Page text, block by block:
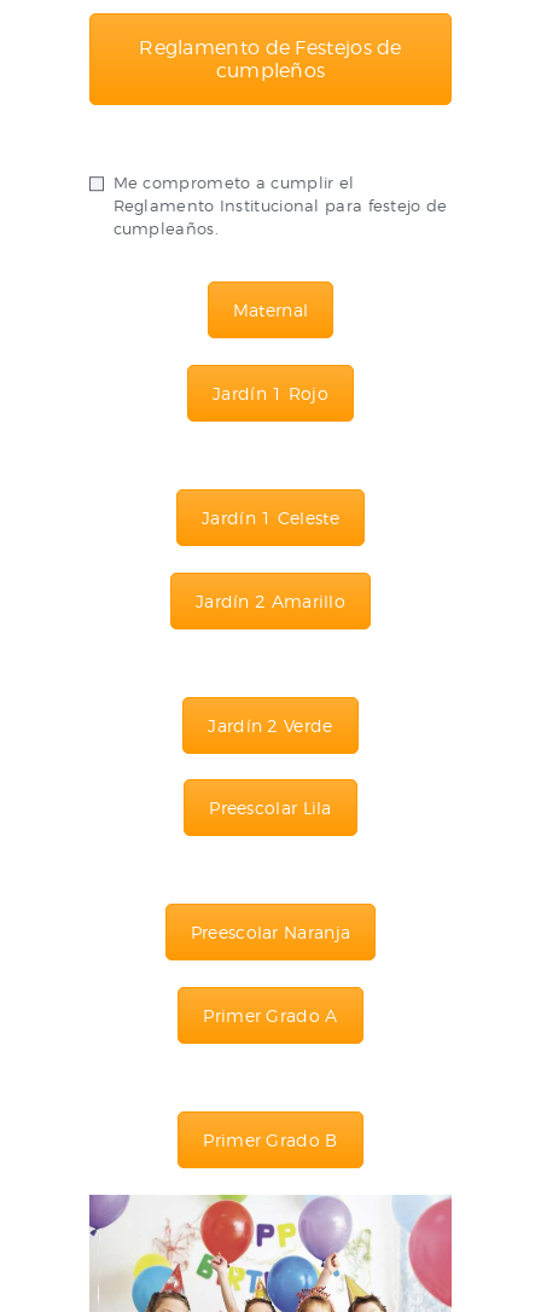
Reglamento de Festejos de
cumpleños
Me comprometo a cumplir el
Reglamento Institucional para festejo de
cumpleaños.
Maternal
Jardín 1 Rojo
Jardín 1 Celeste
Jardín 2 Amarillo
Jardín 2 Verde
Preescolar Lila
Preescolar Naranja
Primer Grado A
Primer Grado B